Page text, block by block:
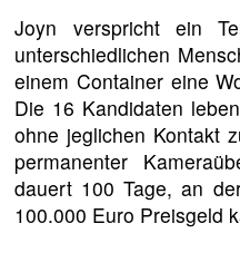
Joyn verspricht ein
unterschiedlichen
einem Container eine
Die 16 Kandidaten
ohne jeglichen Kontakt
permanenter
dauert 100 Tage, an
100.000 Euro Preisgeld